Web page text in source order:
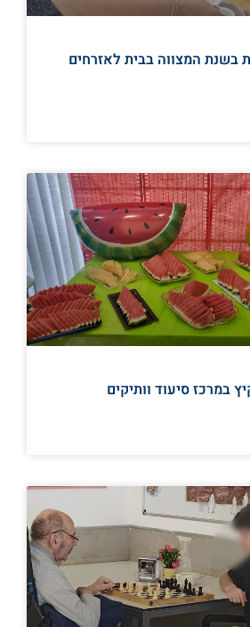
בשנת המצווה בבית לאזרחים
במרכז סיעוד וותיקים